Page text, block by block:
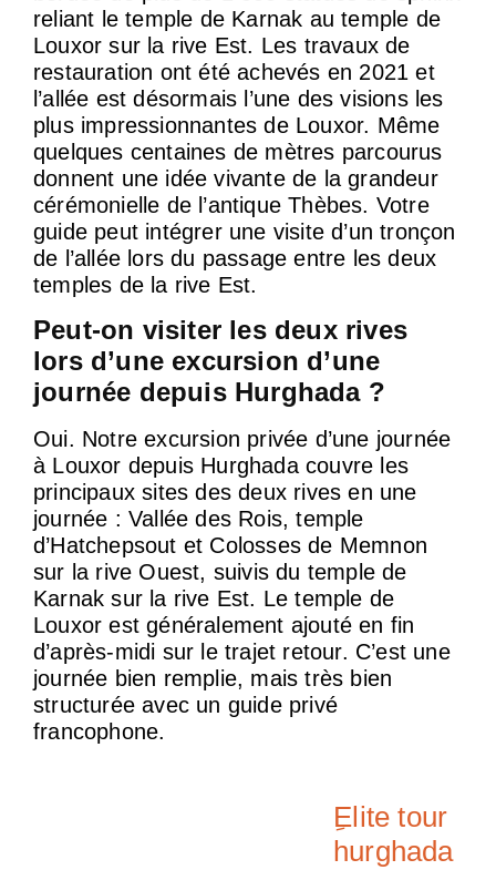
reliant le temple de Karnak au temple de
Louxor sur la rive Est. Les travaux de
restauration ont été achevés en 2021 et
l’allée est désormais l’une des visions les
plus impressionnantes de Louxor. Même
quelques centaines de mètres parcourus
donnent une idée vivante de la grandeur
cérémonielle de l’antique Thèbes. Votre
guide peut intégrer une visite d’un tronçon
de l’allée lors du passage entre les deux
temples de la rive Est.
Peut-on visiter les deux rives
lors d’une excursion d’une
journée depuis Hurghada ?
Oui. Notre excursion privée d’une journée
à Louxor depuis Hurghada couvre les
principaux sites des deux rives en une
journée : Vallée des Rois, temple
d’Hatchepsout et Colosses de Memnon
sur la rive Ouest, suivis du temple de
Karnak sur la rive Est. Le temple de
Louxor est généralement ajouté en fin
d’après-midi sur le trajet retour. C’est une
journée bien remplie, mais très bien
structurée avec un guide privé
francophone.
ِElite tour
hurghada